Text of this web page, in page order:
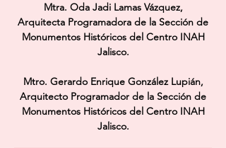
Mtra. Oda Jadi Lamas Vázquez,
Arquitecta Programadora de la Sección de
Monumentos Históricos del Centro INAH
Jalisco.
Mtro. Gerardo Enrique González Lupián,
Arquitecto Programador de la Sección de
Monumentos Históricos del Centro INAH